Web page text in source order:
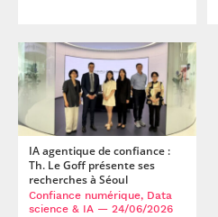
IA agentique de confiance :
Th. Le Goff présente ses
recherches à Séoul
Confiance numérique, Data
science & IA — 24/06/2026